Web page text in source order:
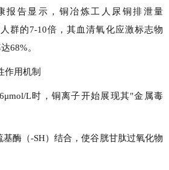
报告显示，铜冶炼工人尿铜排泄量
人群的7-10倍，其血清氧化应激标志物
68%。
作用机制
L时，铜离子开始展现其"金属毒
基酶（-SH）结合，使谷胱甘肽过氧化物